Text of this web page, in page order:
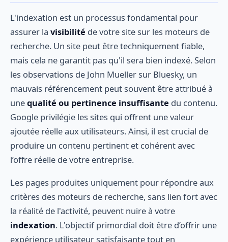
L'indexation est un processus fondamental pour
assurer la visibilité de votre site sur les moteurs de
recherche. Un site peut être techniquement fiable,
mais cela ne garantit pas qu'il sera bien indexé. Selon
les observations de John Mueller sur Bluesky, un
mauvais référencement peut souvent être attribué à
unequalité ou pertinence insuffisante du contenu.
Google privilégie les sites qui offrent une valeur
ajoutée réelle aux utilisateurs. Ainsi, il est crucial de
produire un contenu pertinent et cohérent avec
l’offre réelle de votre entreprise.
Les pages produites uniquement pour répondre aux
critères des moteurs de recherche, sans lien fort avec
la réalité de l'activité, peuvent nuire à votre
indexation. L'objectif primordial doit être d’offrir une
expérience utilisateur satisfaisante tout en